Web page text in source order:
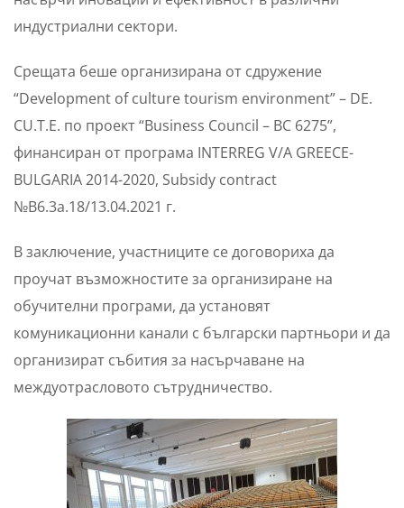
индустриални сектори.
Срещата беше организирана от сдружение
“Development of culture tourism environment” – DE.
CU.T.E. по проект “Business Council – BC 6275”,
финансиран от програма INTERREG V/A GREECE-
BULGARIA 2014-2020, Subsidy contract
№B6.3a.18/13.04.2021 г.
В заключение, участниците се договориха да
проучат възможностите за организиране на
обучителни програми, да установят
комуникационни канали с български партньори и да
организират събития за насърчаване на
междуотрасловото сътрудничество.